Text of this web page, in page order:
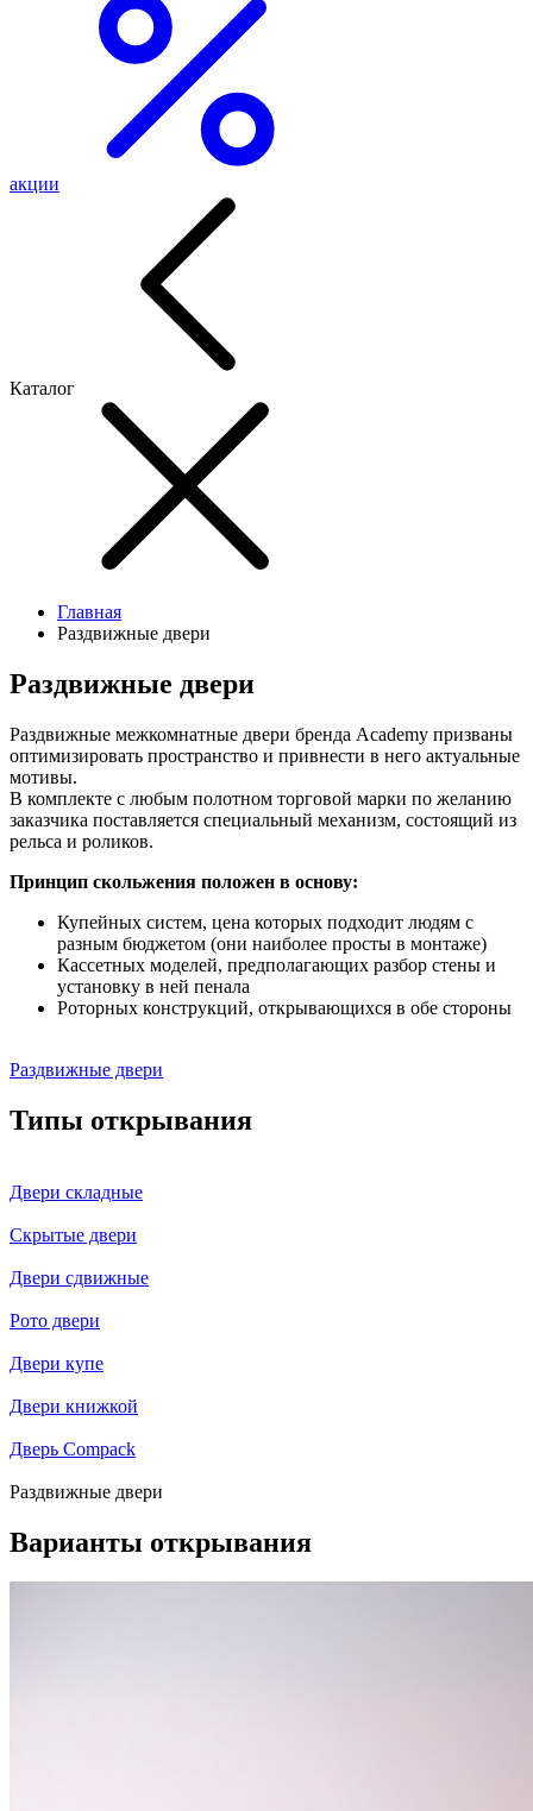
акции
Каталог
Главная
Раздвижные двери
Раздвижные двери
Раздвижные межкомнатные двери бренда Academy призваны
оптимизировать пространство и привнести в него актуальные
мотивы.
В комплекте с любым полотном торговой марки по желанию
заказчика поставляется специальный механизм, состоящий из
рельса и роликов.
Принцип скольжения положен в основу:
Купейных систем, цена которых подходит людям с
разным бюджетом (они наиболее просты в монтаже)
Кассетных моделей, предполагающих разбор стены и
установку в ней пенала
Роторных конструкций, открывающихся в обе стороны
Раздвижные двери
Типы открывания
Двери складные
Скрытые двери
Двери сдвижные
Рото двери
Двери купе
Двери книжкой
Дверь Compack
Раздвижные двери
Варианты открывания